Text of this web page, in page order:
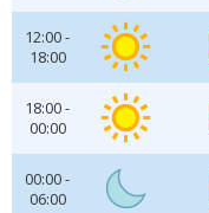
12:00 -
18:00
18:00 -
00:00
00:00 -
06:00